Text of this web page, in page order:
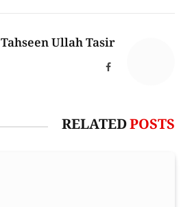
Tahseen Ullah Tasir
Facebook
RELATEDPOSTS